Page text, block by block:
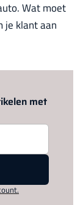
Wat moet
je klant aan
met